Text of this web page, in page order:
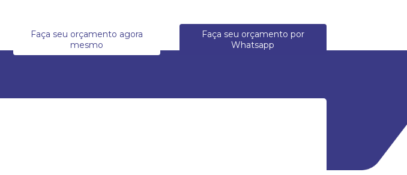
Faça seu orçamento agora
mesmo
Faça seu orçamento por
Whatsapp